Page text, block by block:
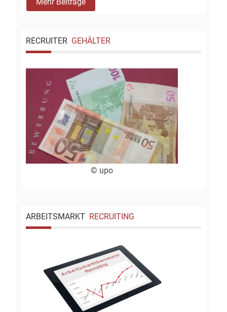
RECRUITER GEHÄLTER
© upo
ARBEITSMARKT RECRUITING